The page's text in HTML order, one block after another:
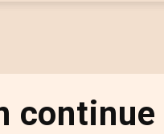
continue